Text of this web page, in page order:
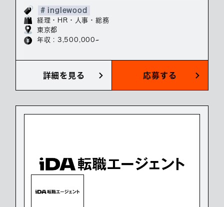
# inglewood
経理・HR・人事・総務
東京都
年収 : 3,500,000~
詳細を見る 応募する